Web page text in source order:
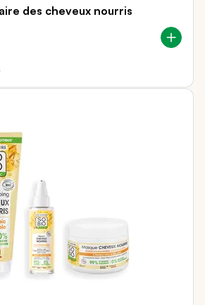
des cheveux nourris